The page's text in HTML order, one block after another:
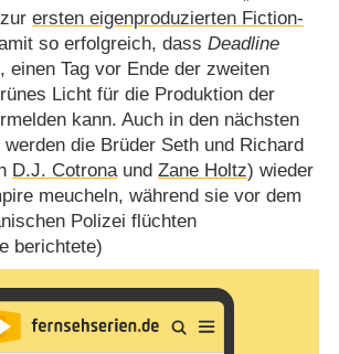
ersten eigenproduzierten Fiction-
so erfolgreich, dass Deadline
einen Tag vor Ende der zweiten
Licht für die Produktion der
kann. Auch in den nächsten
werden die Brüder Seth und Richard
D.J. Cotronaund Zane Holtz) wieder
meucheln, während sie vor dem
Polizei flüchten
berichtete)